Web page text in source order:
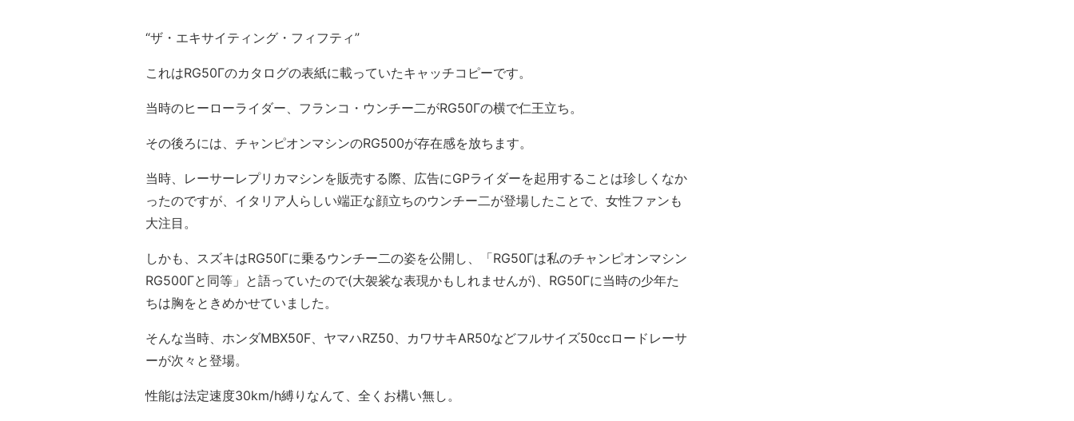
“ザ・エキサイティング・フィフティ”
これはRG50Γのカタログの表紙に載っていたキャッチコピーです。
当時のヒーローライダー、フランコ・ウンチー二がRG50Γの横で仁王立ち。
その後ろには、チャンピオンマシンのRG500が存在感を放ちます。
当時、レーサーレプリカマシンを販売する際、広告にGPライダーを起用することは珍しくなか
ったのですが、イタリア人らしい端正な顔立ちのウンチー二が登場したことで、女性ファンも
大注目。
しかも、スズキはRG50Γに乗るウンチー二の姿を公開し、「RG50Γは私のチャンピオンマシン
RG500Γと同等」と語っていたので(大袈裟な表現かもしれませんが)、RG50Γに当時の少年た
ちは胸をときめかせていました。
そんな当時、ホンダMBX50F、ヤマハRZ50、カワサキAR50などフルサイズ50ccロードレーサ
ーが次々と登場。
性能は法定速度30km/h縛りなんて、全くお構い無し。